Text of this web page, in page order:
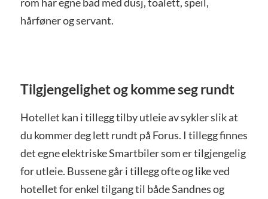
hårføner og servant.
Tilgjengelighet og komme seg rundt
Hotellet kan i tillegg tilby utleie av sykler slik at
du kommer deg lett rundt på Forus. I tillegg finnes
det egne elektriske Smartbiler som er tilgjengelig
for utleie. Bussene går i tillegg ofte og like ved
hotellet for enkel tilgang til både Sandnes og